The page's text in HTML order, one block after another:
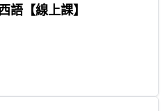
語【線上課】